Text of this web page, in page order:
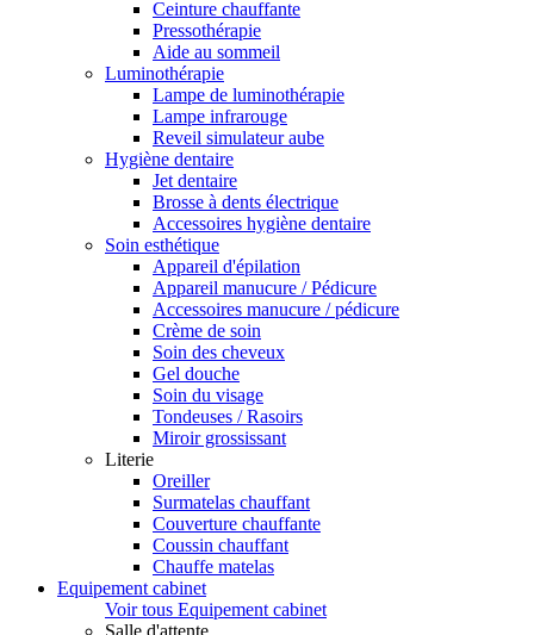
Ceinture chauffante
Pressothérapie
Aide au sommeil
Luminothérapie
Lampe de luminothérapie
Lampe infrarouge
Reveil simulateur aube
Hygiène dentaire
Jet dentaire
Brosse à dents électrique
Accessoires hygiène dentaire
Soin esthétique
Appareil d'épilation
Appareil manucure / Pédicure
Accessoires manucure / pédicure
Crème de soin
Soin des cheveux
Gel douche
Soin du visage
Tondeuses / Rasoirs
Miroir grossissant
Literie
Oreiller
Surmatelas chauffant
Couverture chauffante
Coussin chauffant
Chauffe matelas
Equipement cabinet
Voir tous Equipement cabinet
Salle d'attente